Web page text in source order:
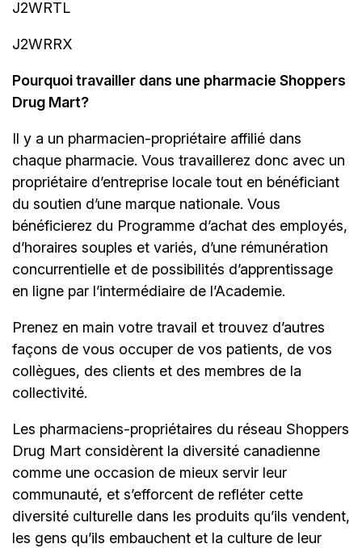
J2WRTL
J2WRRX
Pourquoi travailler dans une pharmacie Shoppers
Drug Mart?
Il y a un pharmacien-propriétaire affilié dans
chaque pharmacie. Vous travaillerez donc avec un
propriétaire d’entreprise locale tout en bénéficiant
du soutien d’une marque nationale. Vous
bénéficierez du Programme d’achat des employés,
d’horaires souples et variés, d’une rémunération
concurrentielle et de possibilités d’apprentissage
en ligne par l’intermédiaire de l’Academie.
Prenez en main votre travail et trouvez d’autres
façons de vous occuper de vos patients, de vos
collègues, des clients et des membres de la
collectivité.
Les pharmaciens-propriétaires du réseau Shoppers
Drug Mart considèrent la diversité canadienne
comme une occasion de mieux servir leur
communauté, et s’efforcent de refléter cette
diversité culturelle dans les produits qu’ils vendent,
les gens qu’ils embauchent et la culture de leur